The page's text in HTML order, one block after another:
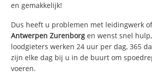
en gemakkelijk!
Dus heeft u problemen met leidingwerk
Antwerpen Zurenborg en wenst snel
loodgieters werken 24 uur per dag, 365
zijn elke dag bij u in de buurt om
voeren.